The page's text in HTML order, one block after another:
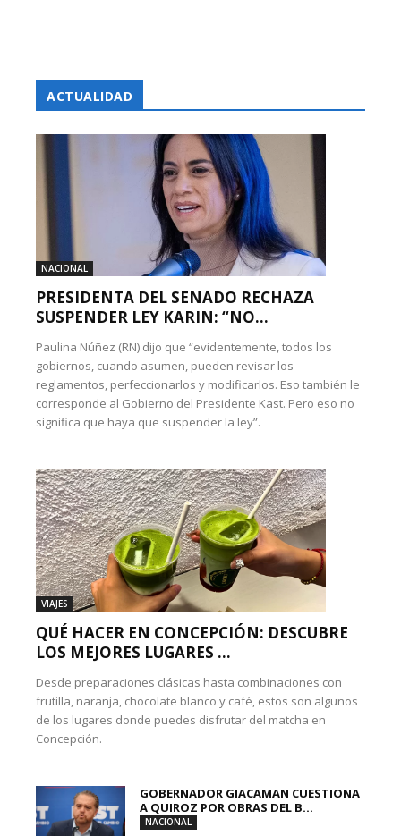
ACTUALIDAD
NACIONAL
PRESIDENTA DEL SENADO RECHAZA
SUSPENDER LEY KARIN: “NO...
Paulina Núñez (RN) dijo que “evidentemente, todos los
gobiernos, cuando asumen, pueden revisar los
reglamentos, perfeccionarlos y modificarlos. Eso también le
corresponde al Gobierno del Presidente Kast. Pero eso no
significa que haya que suspender la ley”.
VIAJES
QUÉ HACER EN CONCEPCIÓN: DESCUBRE
LOS MEJORES LUGARES ...
Desde preparaciones clásicas hasta combinaciones con
frutilla, naranja, chocolate blanco y café, estos son algunos
de los lugares donde puedes disfrutar del matcha en
Concepción.
GOBERNADOR GIACAMAN CUESTIONA
A QUIROZ POR OBRAS DEL B...
NACIONAL